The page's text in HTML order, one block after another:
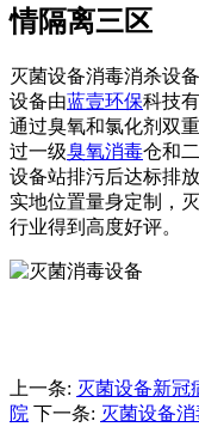
情隔离三区
灭菌设备消毒消杀设
设备由蓝壹环保科技
通过臭氧和氯化剂双
过一级臭氧消毒仓和
设备站排污后达标排
实地位置量身定制，
行业得到高度好评。
上一条: 灭菌设备新
院 下一条: 灭菌设备